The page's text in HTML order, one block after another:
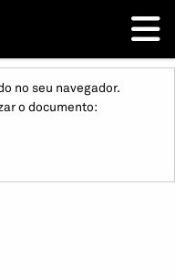
no seu navegador.
o documento: